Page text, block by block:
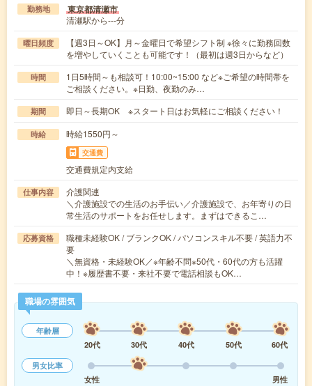
勤務地 東京都清瀬市
清瀬駅から---分
曜日頻度
【週3日～OK】月～金曜日で希望シフト制 ※徐々に勤務回数
を増やしていくことも可能です！（最初は週3日からなど）
時間
1日5時間～も相談可！10:00~15:00 など※ご希望の時間帯を
ご相談ください。※日勤、夜勤のみ…
期間 即日～長期OK ※スタート日はお気軽にご相談ください！
時給 時給1550円～
交通費
交通費規定内支給
仕事内容
介護関連
＼介護施設での生活のお手伝い／介護施設で、お年寄りの日
常生活のサポートをお任せします。まずはできるこ…
応募資格
職種未経験OK / ブランクOK / パソコンスキル不要 / 英語力不
要
＼無資格・未経験OK／※年齢不問※50代・60代の方も活躍
中！※履歴書不要・来社不要で電話相談もOK…
職場の雰囲気
年齢層
20代
30代 40代 50代
60代
男女比率
女性
男性